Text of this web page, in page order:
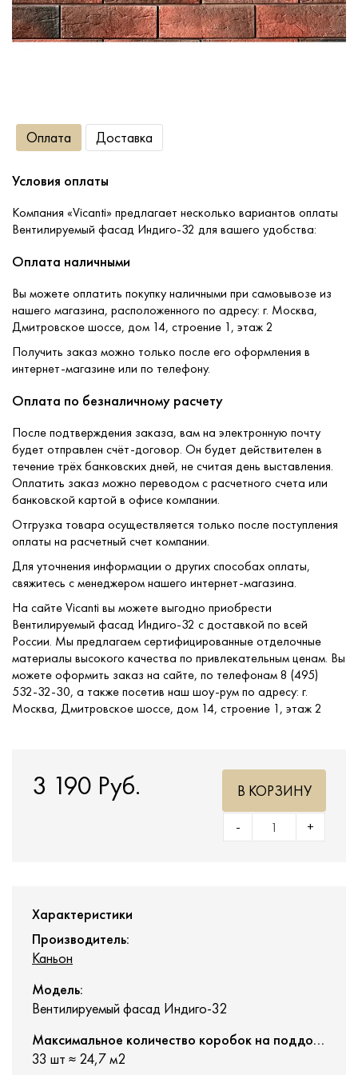
Сопутствующие товары
Услуги
Оплата
Портфолио
Доставка
Контакты
Оплата Доставка
Условия оплаты
Компания «Vicanti» предлагает несколько вариантов оплаты
Вентилируемый фасад Индиго-32 для вашего удобства:
Оплата наличными
Вы можете оплатить покупку наличными при самовывозе из
нашего магазина, расположенного по адресу: г. Москва,
Дмитровское шоссе, дом 14, строение 1, этаж 2
Получить заказ можно только после его оформления в
интернет-магазине или по телефону.
Оплата по безналичному расчету
После подтверждения заказа, вам на электронную почту
будет отправлен счёт-договор. Он будет действителен в
течение трёх банковских дней, не считая день выставления.
Оплатить заказ можно переводом с расчетного счета или
банковской картой в офисе компании.
Отгрузка товара осуществляется только после поступления
оплаты на расчетный счет компании.
Для уточнения информации о других способах оплаты,
свяжитесь с менеджером нашего интернет-магазина.
На сайте Vicanti вы можете выгодно приобрести
Вентилируемый фасад Индиго-32 с доставкой по всей
России. Мы предлагаем сертифицированные отделочные
материалы высокого качества по привлекательным ценам. Вы
можете оформить заказ на сайте, по телефонам 8 (495)
532-32-30, а также посетив наш шоу-рум по адресу: г.
Москва, Дмитровское шоссе, дом 14, строение 1, этаж 2
3 190 Руб.
+
-
В КОРЗИНУ
Характеристики
Производитель:
Каньон
Модель:
Вентилируемый фасад Индиго-32
Максимальное количество коробок на поддоне:
33 шт ≈ 24,7 м2